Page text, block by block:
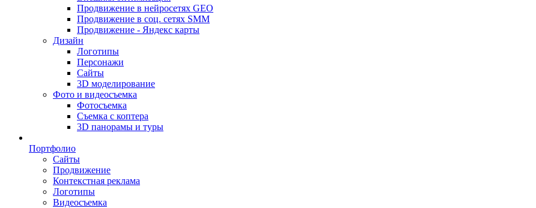
Продвижение в нейросетях GEO
Продвижение в соц. сетях SMM
Продвижение - Яндекс карты
Дизайн
Логотипы
Персонажи
Сайты
3D моделирование
Фото и видеосъемка
Фотосъемка
Съемка с коптера
3D панорамы и туры
Портфолио
Сайты
Продвижение
Контекстная реклама
Логотипы
Видеосъемка